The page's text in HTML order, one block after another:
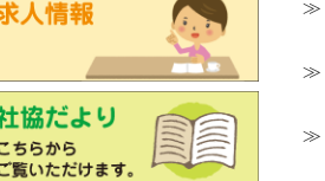
≫
≫
≫